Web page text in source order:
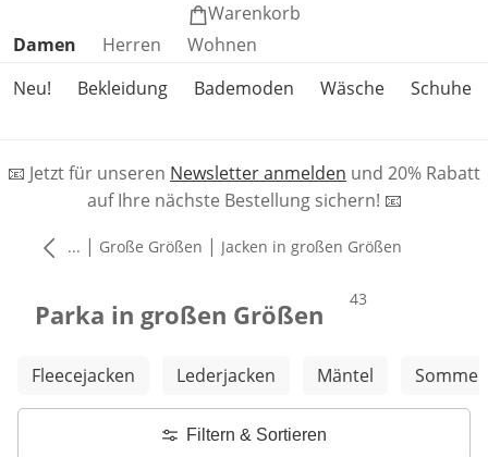
Warenkorb
Produktkategorien überspringen
Damen Herren
Wohnen
Neu!
Bekleidung Bademoden Wäsche Schuhe
📧 Jetzt für unseren Newsletter anmelden und 20% Rabatt
auf Ihre nächste Bestellung sichern! 📧
... | Große Größen | Jacken in großen Größen
Parka in großen Größen Produkte
43
Weitere Kategorien überspringen
Fleecejacken Lederjacken Mäntel
Filtern & Sortieren